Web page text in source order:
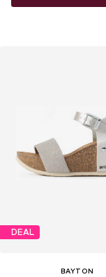
DEAL
BAYTON